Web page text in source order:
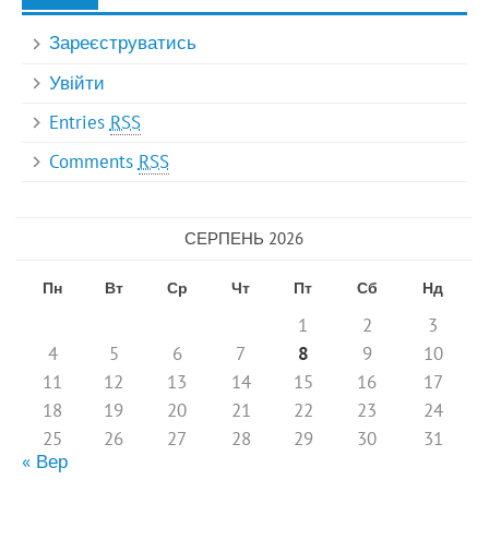
Зареєструватись
Увійти
Entries RSS
Comments RSS
СЕРПЕНЬ 2026
Пн Вт Ср Чт Пт Сб Нд
1 2
3
4
5 6 7 8 9
10
11
12 13 14 15 16
17
18
19 20 21 22 23
24
25
26 27 28 29 30
31
« Вер